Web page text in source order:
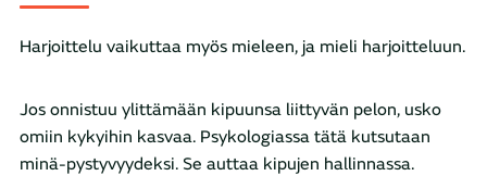
Harjoittelu vaikuttaa myös mieleen, ja mieli harjoitteluun.
Jos onnistuu ylittämään kipuunsa liittyvän pelon, usko
omiin kykyihin kasvaa. Psykologiassa tätä kutsutaan
minä-pystyvyydeksi. Se auttaa kipujen hallinnassa.